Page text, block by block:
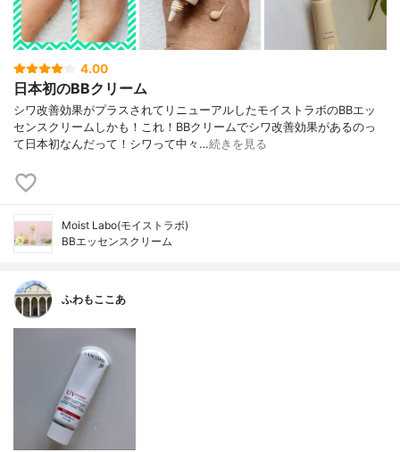
4.00
日本初のBBクリーム
シワ改善効果がプラスされてリニューアルしたモイストラボのBBエッ
センスクリームしかも！これ！BBクリームでシワ改善効果があるのっ
て日本初なんだって！シワって中々…続きを見る
Moist Labo(モイストラボ)
BBエッセンスクリーム
ふわもここあ